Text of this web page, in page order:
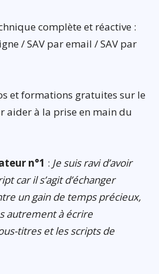
complète et réactive :
/ SAV par email / SAV par
et formations gratuites sur le
aider à la prise en main du
n°1 : Je suis ravi d’avoir
car il s’agit d’échanger
un gain de temps précieux,
autrement à écrire
titres et les scripts de